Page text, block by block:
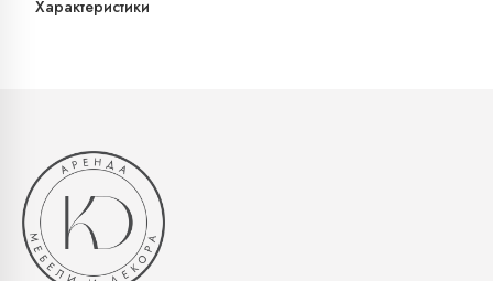
Характеристики